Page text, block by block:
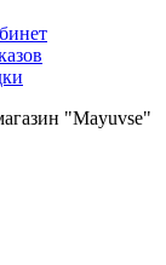
"Mayuvse"